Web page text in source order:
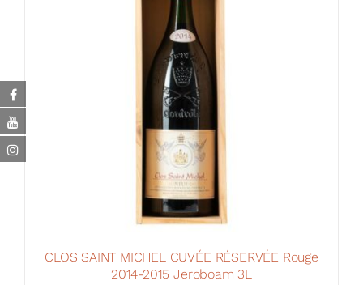
CLOS SAINT MICHEL CUVÉE RÉSERVÉE Rouge
2014-2015 Jeroboam 3L